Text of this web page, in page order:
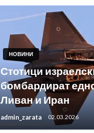
НОВИНИ
Стотици
бомбардират
Ливан и Иран
admin_zarata 02.03.2026